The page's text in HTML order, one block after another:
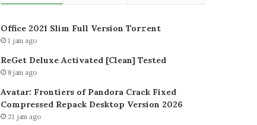
Office 2021 Slim Full Version Tor𝚛ent
1 jam ago
ReGet Deluxe Activated [Clean] Tested
8 jam ago
Avatar: Frontiers of Pandora Crack Fixed
Compressed Repack Desktop Version 2026
21 jam ago